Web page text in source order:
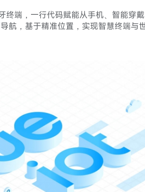
端，一行代码赋能从手机、智能穿
航，基于精准位置，实现智慧终端与